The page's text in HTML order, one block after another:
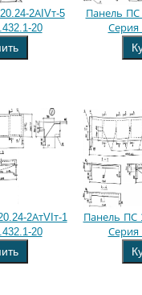
2АIVт-5
20
Панель ПС
Серия
2АтVIт-1
20
Панель ПС
Серия